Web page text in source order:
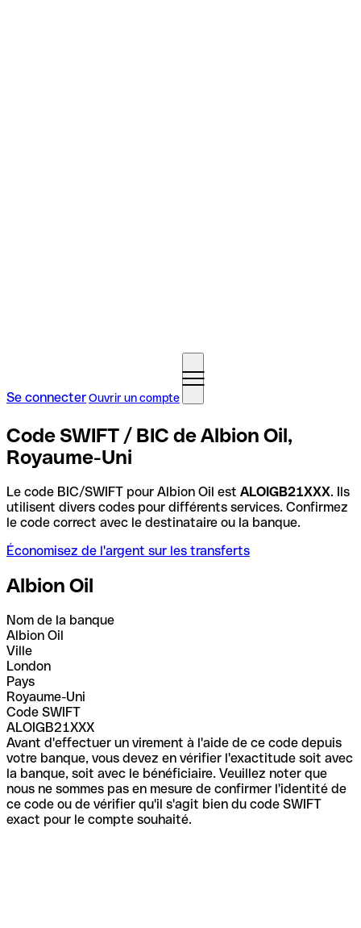
Se connecterOuvrir un compte
Code SWIFT / BIC de Albion Oil,
Royaume-Uni
Le code BIC/SWIFT pour Albion Oil est ALOIGB21XXX. Ils
utilisent divers codes pour différents services. Confirmez
le code correct avec le destinataire ou la banque.
Économisez de l'argent sur les transferts
Albion Oil
Nom de la banque
Albion Oil
Ville
London
Pays
Royaume-Uni
Code SWIFT
ALOIGB21XXX
Avant d'effectuer un virement à l'aide de ce code depuis
votre banque, vous devez en vérifier l'exactitude soit avec
la banque, soit avec le bénéficiaire. Veuillez noter que
nous ne sommes pas en mesure de confirmer l'identité de
ce code ou de vérifier qu'il s'agit bien du code SWIFT
exact pour le compte souhaité.